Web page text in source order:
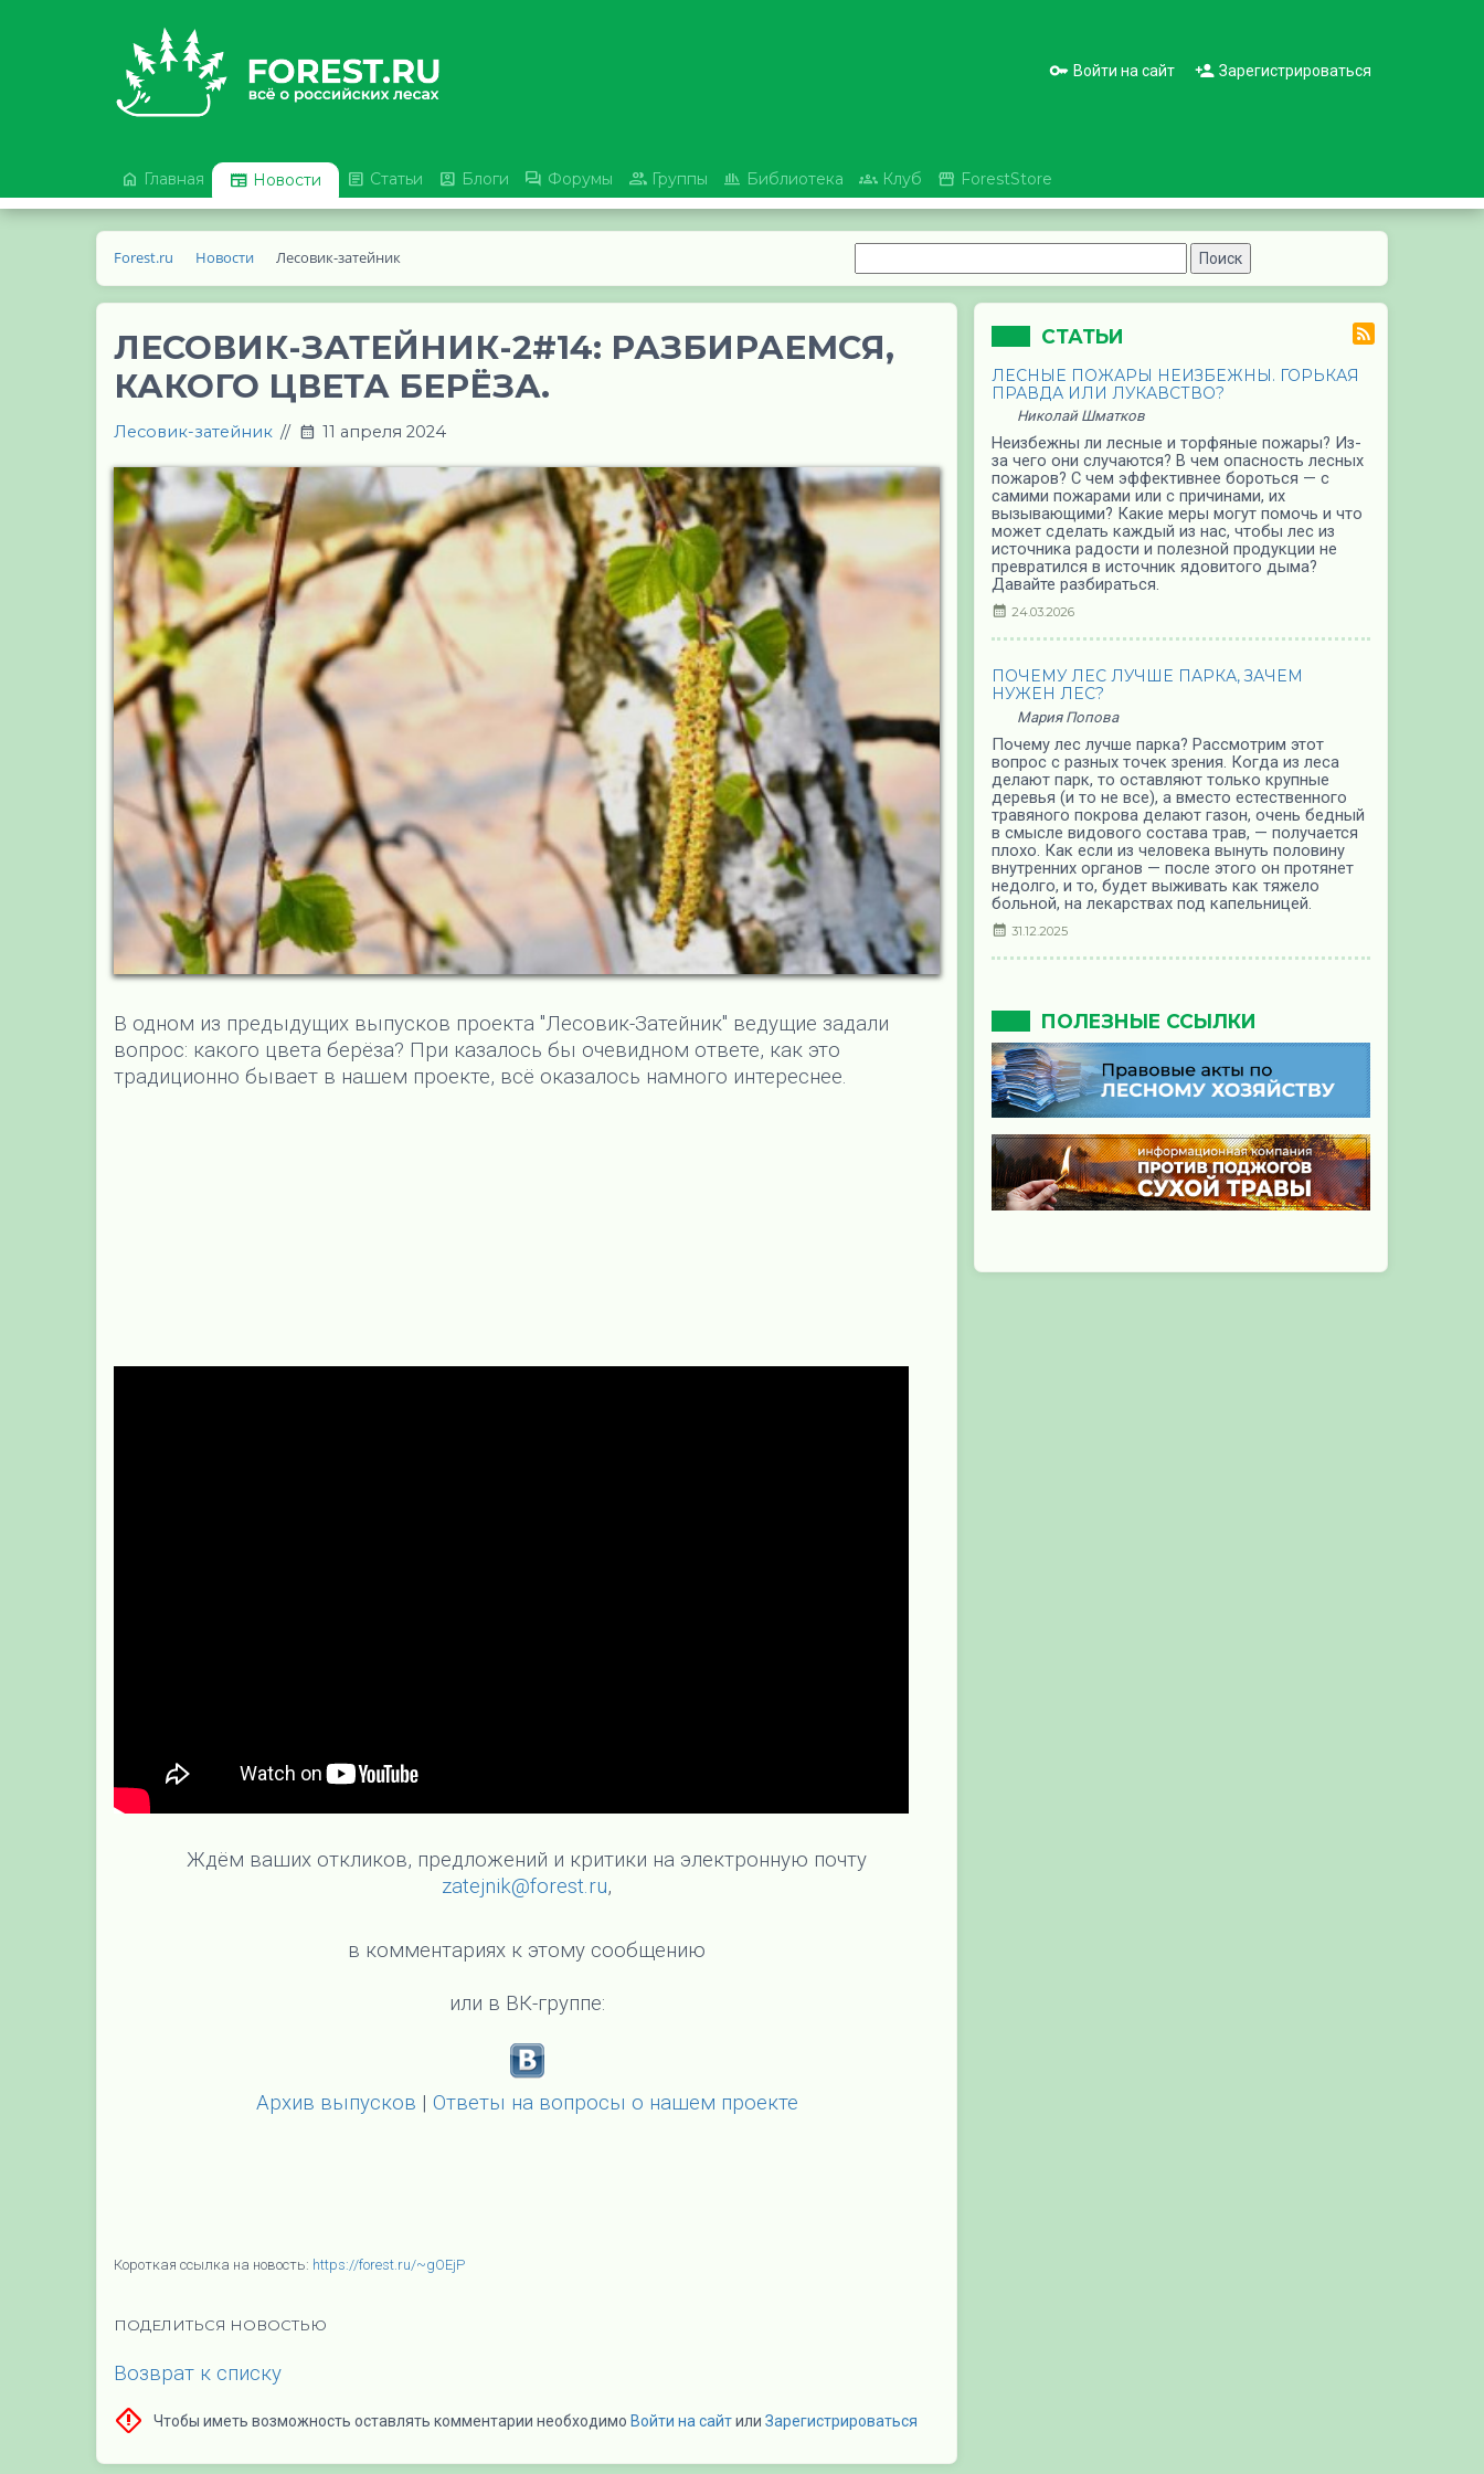
Войти на сайт Зарегистрироваться
 Главная  Новости  Статьи  Блоги  Форумы  Группы  Библиотека  Клуб  ForestStore
Forest.ru Новости Лесовик-затейник
ЛЕСОВИК-ЗАТЕЙНИК-2#14: РАЗБИРАЕМСЯ,
КАКОГО ЦВЕТА БЕРЁЗА.
Лесовик-затейник // 11 апреля 2024
В одном из предыдущих выпусков проекта "Лесовик-Затейник" ведущие задали
вопрос: какого цвета берёза? При казалось бы очевидном ответе, как это
традиционно бывает в нашем проекте, всё оказалось намного интереснее.
Ждём ваших откликов, предложений и критики на электронную почту
zatejnik@forest.ru,
в комментариях к этому сообщению
или в ВК-группе:
Архив выпусков | Ответы на вопросы о нашем проекте
Короткая ссылка на новость: https://forest.ru/~gOEjP
ПОДЕЛИТЬСЯ НОВОСТЬЮ
Возврат к списку
Чтобы иметь возможность оставлять комментарии необходимо Войти на сайтили Зарегистрироваться
СТАТЬИ
ЛЕСНЫЕ ПОЖАРЫ НЕИЗБЕЖНЫ. ГОРЬКАЯ
ПРАВДА ИЛИ ЛУКАВСТВО?
Николай Шматков
Неизбежны ли лесные и торфяные пожары? Из-
за чего они случаются? В чем опасность лесных
пожаров? С чем эффективнее бороться — с
самими пожарами или с причинами, их
вызывающими? Какие меры могут помочь и что
может сделать каждый из нас, чтобы лес из
источника радости и полезной продукции не
превратился в источник ядовитого дыма?
Давайте разбираться.
24.03.2026
ПОЧЕМУ ЛЕС ЛУЧШЕ ПАРКА, ЗАЧЕМ
НУЖЕН ЛЕС?
Мария Попова
Почему лес лучше парка? Рассмотрим этот
вопрос с разных точек зрения. Когда из леса
делают парк, то оставляют только крупные
деревья (и то не все), а вместо естественного
травяного покрова делают газон, очень бедный
в смысле видового состава трав, — получается
плохо. Как если из человека вынуть половину
внутренних органов — после этого он протянет
недолго, и то, будет выживать как тяжело
больной, на лекарствах под капельницей.
31.12.2025
ПОЛЕЗНЫЕ ССЫЛКИ